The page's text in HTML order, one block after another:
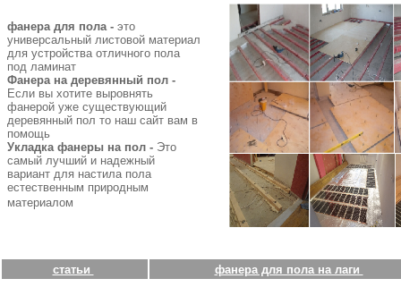
фанера для пола - это
универсальный листовой материал
для устройства отличного пола
под ламинат
Фанера на деревянный пол -
Если вы хотите выровнять
фанерой уже существующий
деревянный пол то наш сайт вам в
помощь
Укладка фанеры на пол - Это
самый лучший и надежный
вариант для настила пола
естественным природным
материалом
статьи фанера для пола на лаги